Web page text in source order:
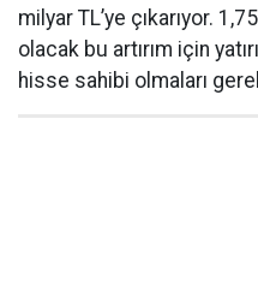
milyar TL’ye çıkarıyor.
olacak bu artırım için
hisse sahibi olmaları